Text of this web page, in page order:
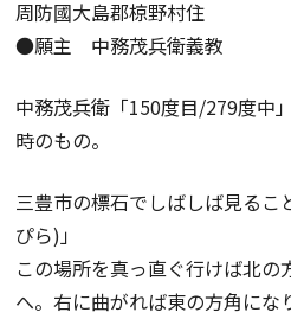
周防國大島郡椋野村住
●願主 中務茂兵衛義教
中務茂兵衛「150度目/279度中
時のもの。
三豊市の標石でしばしば見るこ
ぴら)」
この場所を真っ直ぐ行けば北
へ。右に曲がれば東の方角にな